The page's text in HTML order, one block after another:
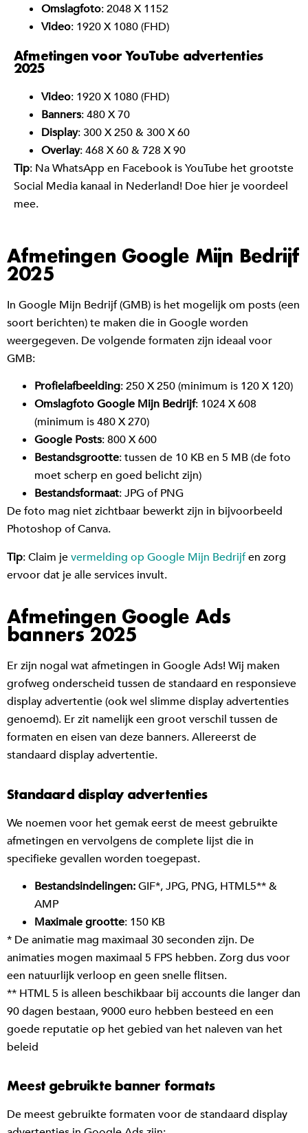
Omslagfoto: 2048 X 1152
Video: 1920 X 1080 (FHD)
Afmetingen voor YouTube advertenties
2025
Video: 1920 X 1080 (FHD)
Banners: 480 X 70
Display: 300 X 250 & 300 X 60
Overlay: 468 X 60 & 728 X 90
Tip: Na WhatsApp en Facebook is YouTube het grootste
Social Media kanaal in Nederland! Doe hier je voordeel
mee.
Afmetingen Google Mijn Bedrijf
2025
In Google Mijn Bedrijf (GMB) is het mogelijk om posts (een
soort berichten) te maken die in Google worden
weergegeven. De volgende formaten zijn ideaal voor
GMB:
Profielafbeelding: 250 X 250 (minimum is 120 X 120)
Omslagfoto Google Mijn Bedrijf: 1024 X 608
(minimum is 480 X 270)
Google Posts: 800 X 600
Bestandsgrootte: tussen de 10 KB en 5 MB (de foto
moet scherp en goed belicht zijn)
Bestandsformaat: JPG of PNG
De foto mag niet zichtbaar bewerkt zijn in bijvoorbeeld
Photoshop of Canva.
Tip: Claim jevermelding op Google Mijn Bedrijfen zorg
ervoor dat je alle services invult.
Afmetingen Google Ads
banners 2025
Er zijn nogal wat afmetingen in Google Ads! Wij maken
grofweg onderscheid tussen de standaard en responsieve
display advertentie (ook wel slimme display advertenties
genoemd). Er zit namelijk een groot verschil tussen de
formaten en eisen van deze banners. Allereerst de
standaard display advertentie.
Standaard display advertenties
We noemen voor het gemak eerst de meest gebruikte
afmetingen en vervolgens de complete lijst die in
specifieke gevallen worden toegepast.
Bestandsindelingen:GIF*, JPG, PNG, HTML5** &
AMP
Maximale grootte: 150 KB
* De animatie mag maximaal 30 seconden zijn. De
animaties mogen maximaal 5 FPS hebben. Zorg dus voor
een natuurlijk verloop en geen snelle flitsen.
** HTML 5 is alleen beschikbaar bij accounts die langer dan
90 dagen bestaan, 9000 euro hebben besteed en een
goede reputatie op het gebied van het naleven van het
beleid
Meest gebruikte banner formats
De meest gebruikte formaten voor de standaard display